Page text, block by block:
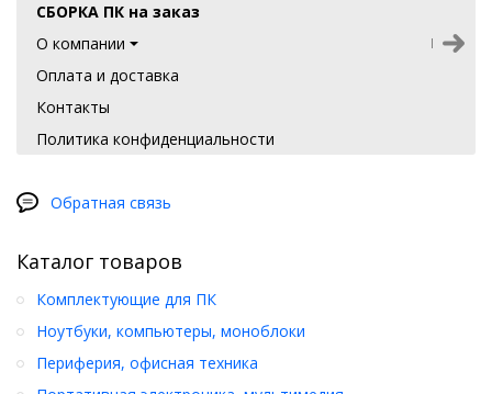
СБОРКА ПК на заказ
О компании
Оплата и доставка
Контакты
Политика конфиденциальности
Обратная связь
Каталог товаров
Комплектующие для ПК
Ноутбуки, компьютеры, моноблоки
Периферия, офисная техника